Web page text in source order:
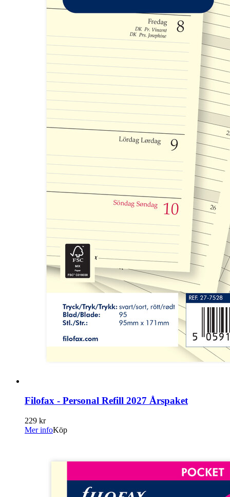
Filofax - Personal Refill 2027 Årspaket
229 kr
Mer infoKöp